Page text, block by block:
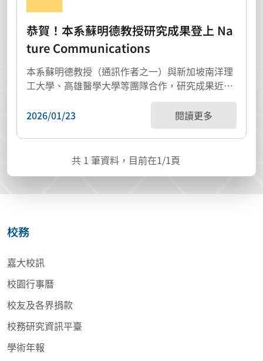
恭賀！本系蘇明德教授研究成果登上 Na
ture Communications
本系蘇明德教授（通訊作者之一）與新加坡南洋理
工大學、高雄醫學大學等團隊合作，研究成果近期
2026/01/23
閱讀更多
共 1 筆資料，目前在1/1頁
校務
嘉大校訊
校園行事曆
校友及各界捐款
校務研究資訊平臺
學術年報